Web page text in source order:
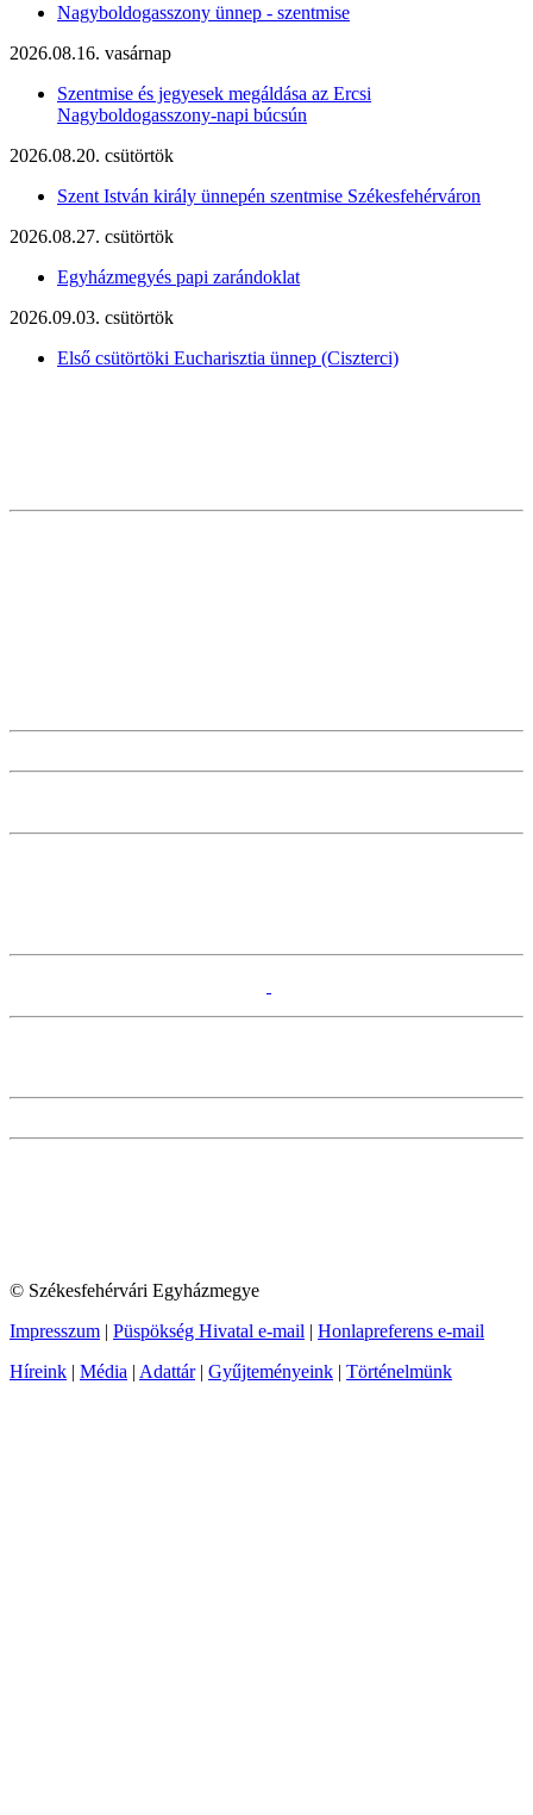
Nagyboldogasszony ünnep - szentmise
2026.08.16. vasárnap
Szentmise és jegyesek megáldása az Ercsi
Nagyboldogasszony-napi búcsún
2026.08.20. csütörtök
Szent István király ünnepén szentmise Székesfehérváron
2026.08.27. csütörtök
Egyházmegyés papi zarándoklat
2026.09.03. csütörtök
Első csütörtöki Eucharisztia ünnep (Ciszterci)
© Székesfehérvári Egyházmegye
Impresszum | Püspökség Hivatal e-mail | Honlapreferens e-mail
Híreink | Média | Adattár| Gyűjteményeink | Történelmünk